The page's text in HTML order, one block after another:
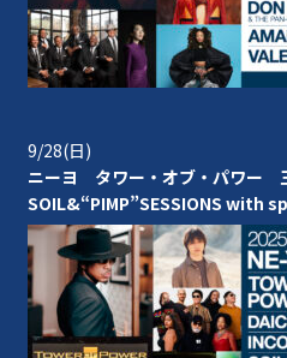
9/28(日)
ニーヨ タワー・オブ・パワー
SOIL&“PIMP”SESSIONS with